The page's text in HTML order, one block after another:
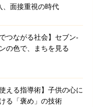
、面接重視の時代
でつながる社会】セブン‐
の色で、まちを見る
使える指導術】子供の心に
る「褒め」の技術